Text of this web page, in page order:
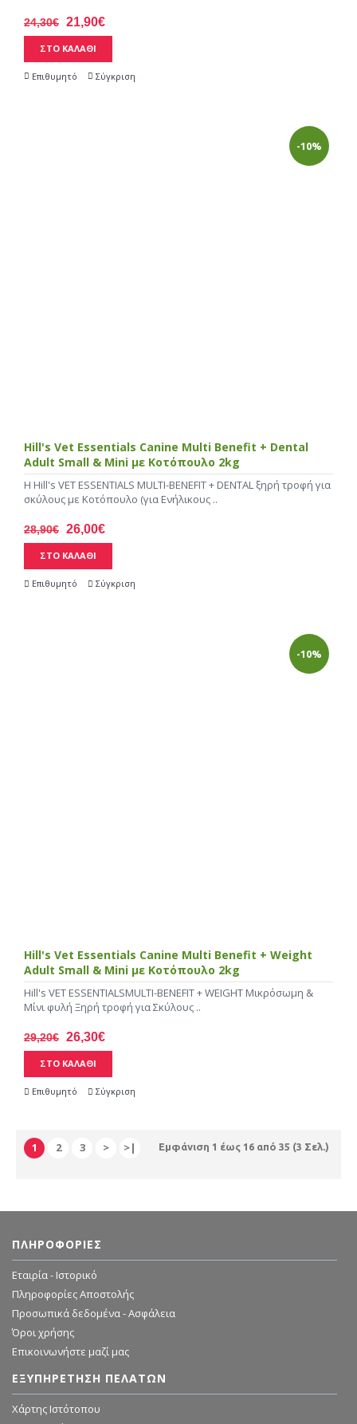
24,30€ 21,90€
ΣΤΟ ΚΑΛΑΘΙ
Επιθυμητό Σύγκριση
-10%
Hill's Vet Essentials Canine Multi Benefit + Dental
Adult Small & Mini με Κοτόπουλο 2kg
Η Hill's VET ESSENTIALS MULTI-BENEFIT + DENTAL ξηρή τροφή για
σκύλους με Κοτόπουλο (για Ενήλικους ..
28,90€ 26,00€
ΣΤΟ ΚΑΛΑΘΙ
Επιθυμητό Σύγκριση
-10%
Hill's Vet Essentials Canine Multi Benefit + Weight
Adult Small & Mini με Κοτόπουλο 2kg
Hill's VET ESSENTIALSMULTI-BENEFIT + WEIGHT Μικρόσωμη &
Μίνι φυλή Ξηρή τροφή για Σκύλους ..
29,20€ 26,30€
ΣΤΟ ΚΑΛΑΘΙ
Επιθυμητό Σύγκριση
1 2 3 > >| Εμφάνιση 1 έως 16 από 35 (3 Σελ.)
ΠΛΗΡΟΦΟΡΊΕΣ
Εταιρία - Ιστορικό
Πληροφορίες Αποστολής
Προσωπικά δεδομένα - Ασφάλεια
Όροι χρήσης
Επικοινωνήστε μαζί μας
ΕΞΥΠΗΡΈΤΗΣΗ ΠΕΛΑΤΏΝ
Χάρτης Ιστότοπου